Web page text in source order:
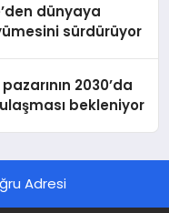
dünyaya
sürdürüyor
2030’da
bekleniyor
Adresi